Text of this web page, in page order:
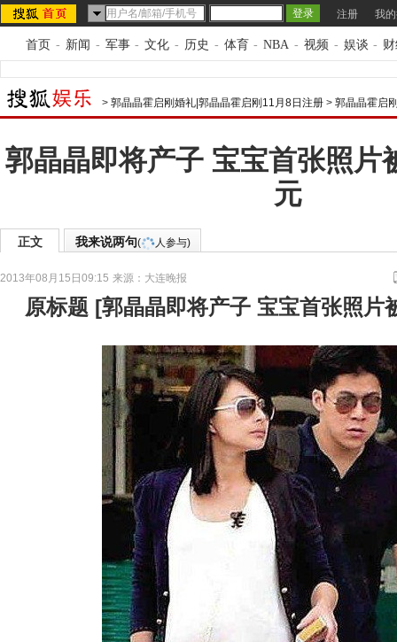
注册 我
首页 - 新闻 - 军事 - 文化 - 历史 - 体育 - NBA - 视频 - 娱谈 -
> 郭晶晶霍启刚婚礼|郭晶晶霍启刚11月8日注册 > 郭晶晶霍启
郭晶晶即将产子 宝宝首张照片
元
正文 我来说两句( 人参与)
2013年08月15日09:15 来源： 大连晚报
原标题 [郭晶晶即将产子 宝宝首张照片